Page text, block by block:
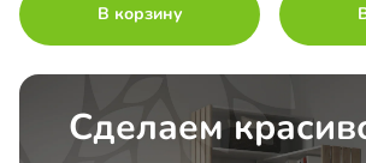
В корзину
Сделаем